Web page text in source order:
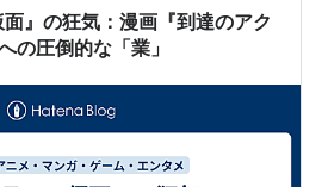
』の狂気：漫画『到達のアク
の圧倒的な「業」